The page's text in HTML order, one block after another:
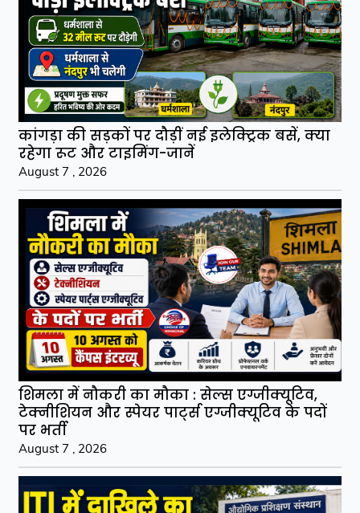
कांगड़ा की सड़कों पर दौड़ीं नई इलेक्ट्रिक बसें, क्या
रहेगा रूट और टाइमिंग-जानें
August 7 , 2026
शिमला में नौकरी का मौका : सेल्स एग्जीक्यूटिव,
टेक्नीशियन और स्पेयर पार्ट्स एग्जीक्यूटिव के पदों
पर भर्ती
August 7 , 2026